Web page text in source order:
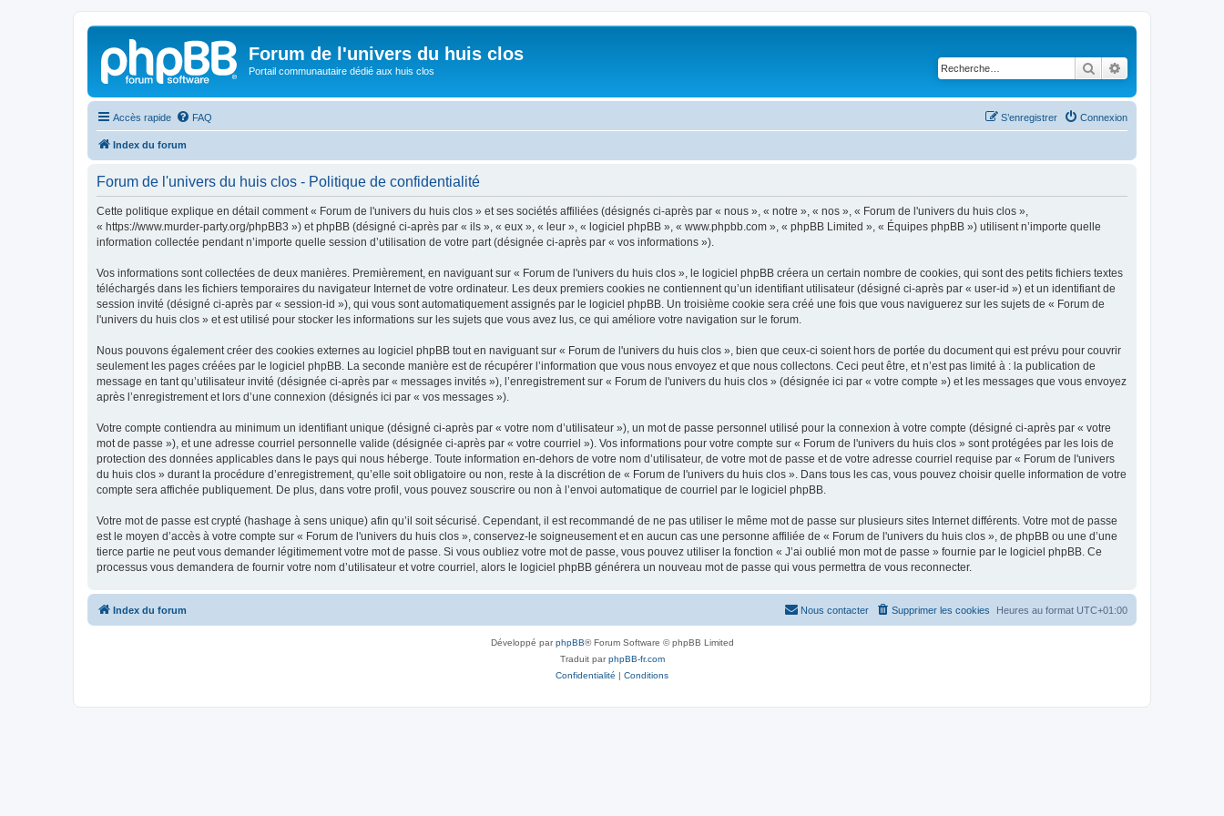
Forum de l'univers du huis clos
Portail communautaire dédié aux huis clos Rechercher
Accès rapide FAQ Connexion
S’enregistrer
Index du forum
Forum de l'univers du huis clos - Politique de confidentialité
Cette politique explique en détail comment « Forum de l'univers du huis clos » et ses sociétés affiliées (désignés ci-après par « nous », « notre », « nos », « Forum de l'univers du huis clos »,
« https://www.murder-party.org/phpBB3 ») et phpBB (désigné ci-après par « ils », « eux », « leur », « logiciel phpBB », « www.phpbb.com », « phpBB Limited », « Équipes phpBB ») utilisent n’importe quelle
information collectée pendant n’importe quelle session d’utilisation de votre part (désignée ci-après par « vos informations »).
Vos informations sont collectées de deux manières. Premièrement, en naviguant sur « Forum de l'univers du huis clos », le logiciel phpBB créera un certain nombre de cookies, qui sont des petits fichiers textes
téléchargés dans les fichiers temporaires du navigateur Internet de votre ordinateur. Les deux premiers cookies ne contiennent qu’un identifiant utilisateur (désigné ci-après par « user-id ») et un identifiant de
session invité (désigné ci-après par « session-id »), qui vous sont automatiquement assignés par le logiciel phpBB. Un troisième cookie sera créé une fois que vous naviguerez sur les sujets de « Forum de
l'univers du huis clos » et est utilisé pour stocker les informations sur les sujets que vous avez lus, ce qui améliore votre navigation sur le forum.
Nous pouvons également créer des cookies externes au logiciel phpBB tout en naviguant sur « Forum de l'univers du huis clos », bien que ceux-ci soient hors de portée du document qui est prévu pour couvrir
seulement les pages créées par le logiciel phpBB. La seconde manière est de récupérer l’information que vous nous envoyez et que nous collectons. Ceci peut être, et n’est pas limité à : la publication de
message en tant qu’utilisateur invité (désignée ci-après par « messages invités »), l’enregistrement sur « Forum de l'univers du huis clos » (désignée ici par « votre compte ») et les messages que vous envoyez
après l’enregistrement et lors d’une connexion (désignés ici par « vos messages »).
Votre compte contiendra au minimum un identifiant unique (désigné ci-après par « votre nom d’utilisateur »), un mot de passe personnel utilisé pour la connexion à votre compte (désigné ci-après par « votre
mot de passe »), et une adresse courriel personnelle valide (désignée ci-après par « votre courriel »). Vos informations pour votre compte sur « Forum de l'univers du huis clos » sont protégées par les lois de
protection des données applicables dans le pays qui nous héberge. Toute information en-dehors de votre nom d’utilisateur, de votre mot de passe et de votre adresse courriel requise par « Forum de l'univers
du huis clos » durant la procédure d’enregistrement, qu’elle soit obligatoire ou non, reste à la discrétion de « Forum de l'univers du huis clos ». Dans tous les cas, vous pouvez choisir quelle information de votre
compte sera affichée publiquement. De plus, dans votre profil, vous pouvez souscrire ou non à l’envoi automatique de courriel par le logiciel phpBB.
Votre mot de passe est crypté (hashage à sens unique) afin qu’il soit sécurisé. Cependant, il est recommandé de ne pas utiliser le même mot de passe sur plusieurs sites Internet différents. Votre mot de passe
est le moyen d’accès à votre compte sur « Forum de l'univers du huis clos », conservez-le soigneusement et en aucun cas une personne affiliée de « Forum de l'univers du huis clos », de phpBB ou une d’une
tierce partie ne peut vous demander légitimement votre mot de passe. Si vous oubliez votre mot de passe, vous pouvez utiliser la fonction « J’ai oublié mon mot de passe » fournie par le logiciel phpBB. Ce
processus vous demandera de fournir votre nom d’utilisateur et votre courriel, alors le logiciel phpBB générera un nouveau mot de passe qui vous permettra de vous reconnecter.
Index du forum Heures au format UTC+01:00
Supprimer les cookies
Nous contacter
Développé parphpBB® Forum Software © phpBB Limited
Traduit parphpBB-fr.com
Confidentialité | Conditions